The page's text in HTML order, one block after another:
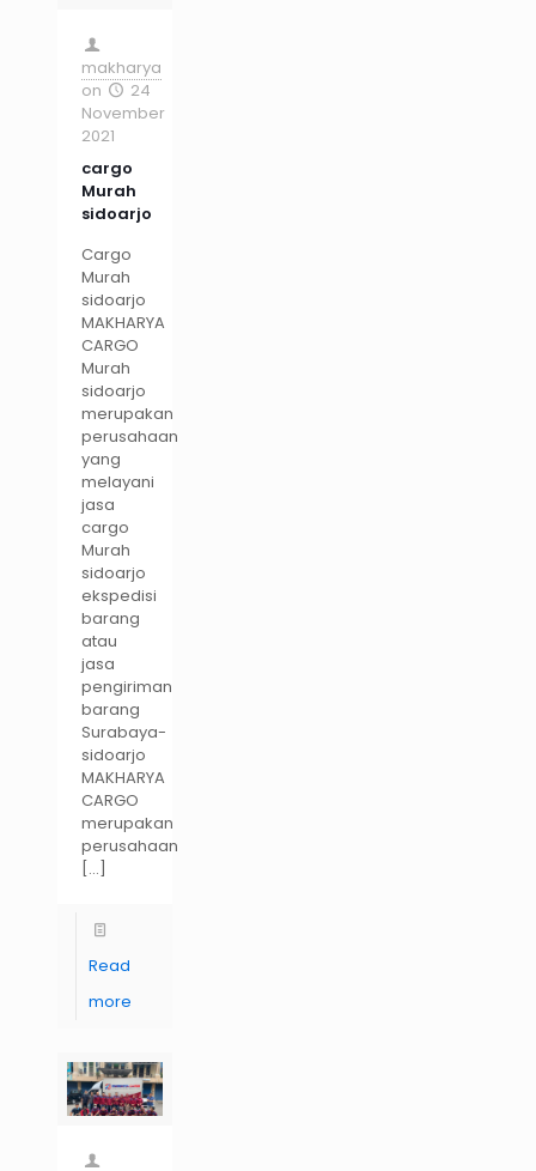
makharya
on
24
November
2021
cargo
Murah
sidoarjo
Cargo
Murah
sidoarjo
MAKHARYA
CARGO
Murah
sidoarjo
merupakan
perusahaan
yang
melayani
jasa
cargo
Murah
sidoarjo
ekspedisi
barang
atau
jasa
pengiriman
barang
Surabaya-
sidoarjo
MAKHARYA
CARGO
merupakan
perusahaan
[…]
Read
more